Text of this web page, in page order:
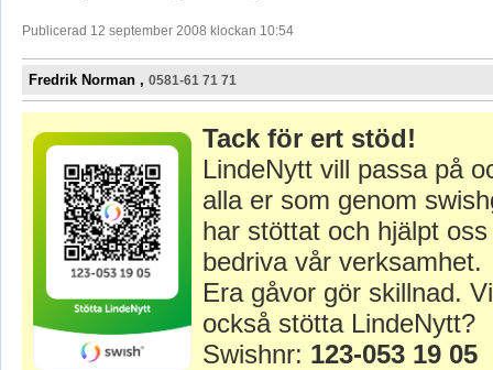
Publicerad 12 september 2008 klockan 10:54
Fredrik Norman , 0581-61 71 71
Tack för ert stöd!
LindeNytt vill passa på
alla er som genom
har stöttat och hjälpt
bedriva vår verksamhet.
Era gåvor gör skillnad.
också stötta LindeNytt?
Swishnr: 123-053 19 05